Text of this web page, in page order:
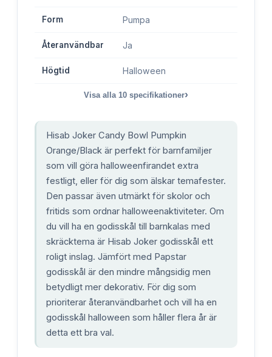
Form Pumpa
Återanvändbar Ja
Högtid Halloween
Visa alla 10 specifikationer›
Hisab Joker Candy Bowl Pumpkin
Orange/Black är perfekt för barnfamiljer
som vill göra halloweenfirandet extra
festligt, eller för dig som älskar temafester.
Den passar även utmärkt för skolor och
fritids som ordnar halloweenaktiviteter. Om
du vill ha en godisskål till barnkalas med
skräcktema är Hisab Joker godisskål ett
roligt inslag. Jämfört med Papstar
godisskål är den mindre mångsidig men
betydligt mer dekorativ. För dig som
prioriterar återanvändbarhet och vill ha en
godisskål halloween som håller flera år är
detta ett bra val.